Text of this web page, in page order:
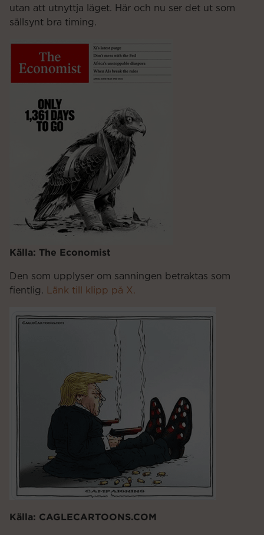
utan att utnyttja läget. Här och nu ser det ut som
sällsynt bra timing.
Källa: The Economist
Den som upplyser om sanningen betraktas som
fientlig. Länk till klipp på X.
Källa: CAGLECARTOONS.COM